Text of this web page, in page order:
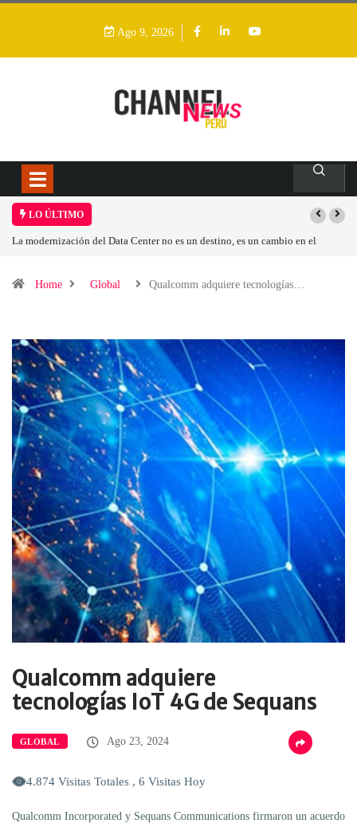
Ago 9, 2026
LO ÚLTIMO
es un destino, es un cambio en el Los ingresos por semiconductores
Home Global Qualcomm adquiere tecnologías…
Qualcomm adquiere
tecnologías IoT 4G de Sequans
GLOBAL Ago 23, 2024
4.874 Visitas Totales , 6 Visitas Hoy
Qualcomm Incorporated y Sequans Communications firmaron un acuerdo